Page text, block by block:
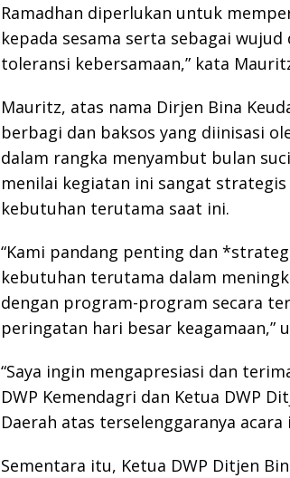
Ramadhan diperlukan untuk
kepada sesama serta sebagai
toleransi kebersamaan,” kata
Mauritz, atas nama Dirjen Bina
berbagi dan baksos yang diinisasi
dalam rangka menyambut bulan
menilai kegiatan ini sangat
kebutuhan terutama saat ini.
“Kami pandang penting dan
kebutuhan terutama dalam
dengan program-program secara
peringatan hari besar keagamaan,”
“Saya ingin mengapresiasi dan
DWP Kemendagri dan Ketua DWP
Daerah atas terselenggaranya acara
Sementara itu, Ketua DWP Ditjen